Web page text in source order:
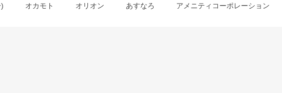
オカモト オリオン あすなろ アメニティコーポレーション